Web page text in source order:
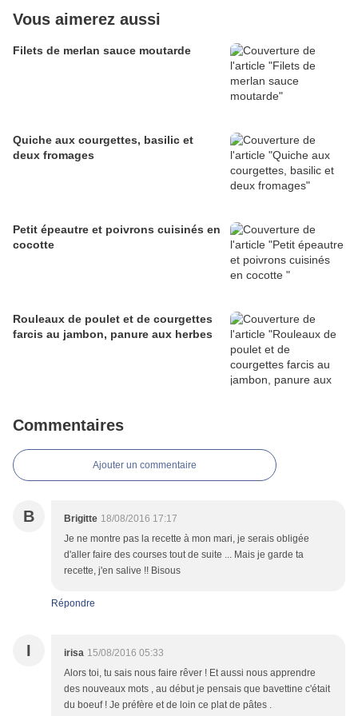
Vous aimerez aussi
Filets de merlan sauce moutarde
Quiche aux courgettes, basilic et
deux fromages
Petit épeautre et poivrons cuisinés en
cocotte
Rouleaux de poulet et de courgettes
farcis au jambon, panure aux herbes
Commentaires
Ajouter un commentaire
B Brigitte 18/08/2016 17:17
Je ne montre pas la recette à mon mari, je serais obligée
d'aller faire des courses tout de suite ... Mais je garde ta
recette, j'en salive !! Bisous
Répondre
I irisa 15/08/2016 05:33
Alors toi, tu sais nous faire rêver ! Et aussi nous apprendre
des nouveaux mots , au début je pensais que bavettine c'était
du boeuf ! Je préfère et de loin ce plat de pâtes .